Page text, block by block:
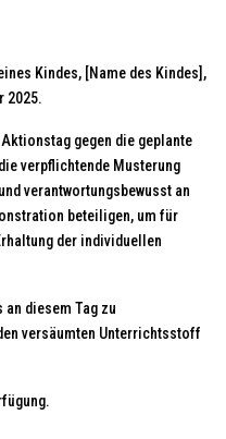
Kindes, [Name des Kindes],
2025.
gegen die geplante
verpflichtende Musterung
verantwortungsbewusst an
beteiligen, um für
der individuellen
an diesem Tag zu
versäumten Unterrichtsstoff